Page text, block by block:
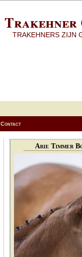
Trakehner
TRAKEHNERS ZIJN
Contact
Arie Timmer